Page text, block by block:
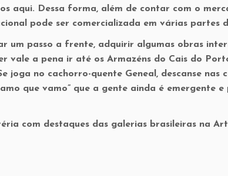
aqui. Dessa forma, além de contar com o
pode ser comercializada em várias partes
um passo a frente, adquirir algumas obras
vale a pena ir até os Armazéns do Cais do
joga no cachorro-quente Geneal, descanse nas
que vamo” que a gente ainda é emergente e
com destaques das galerias brasileiras na